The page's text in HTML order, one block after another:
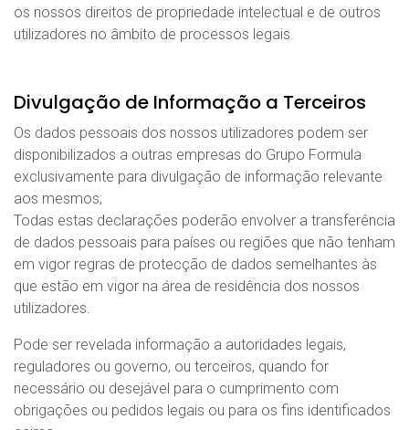
os nossos direitos de propriedade intelectual e de outros
utilizadores no âmbito de processos legais.
Divulgação de Informação a Terceiros
Os dados pessoais dos nossos utilizadores podem ser
disponibilizados a outras empresas do Grupo Formula
exclusivamente para divulgação de informação relevante
aos mesmos;
Todas estas declarações poderão envolver a transferência
de dados pessoais para países ou regiões que não tenham
em vigor regras de protecção de dados semelhantes às
que estão em vigor na área de residência dos nossos
utilizadores.
Pode ser revelada informação a autoridades legais,
reguladores ou governo, ou terceiros, quando for
necessário ou desejável para o cumprimento com
obrigações ou pedidos legais ou para os fins identificados